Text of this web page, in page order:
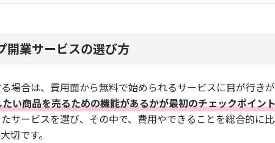
開業サービスの選び方
場合は、費用面から無料で始められるサービスに目が行き
い商品を売るための機能があるかが最初のチェックポイン
サービスを選び、その中で、費用やできることを総合的に
切です。